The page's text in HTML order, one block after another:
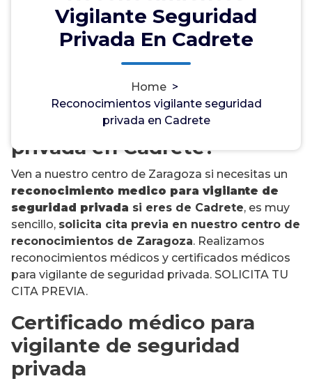
Vigilante Seguridad
Privada En Cadrete
Home >
Reconocimientos vigilante seguridad
privada en Cadrete
¿Necesitas un
reconocimiento médico
para vigilante de seguridad
privada en Cadrete?
Ven a nuestro centro de Zaragoza si necesitas un
reconocimiento medico para vigilante de
seguridad privada si eres de Cadrete, es muy
sencillo, solicita cita previa en nuestro centro de
reconocimientos de Zaragoza. Realizamos
reconocimientos médicos y certificados médicos
para vigilante de seguridad privada. SOLICITA TU
CITA PREVIA.
Certificado médico para
vigilante de seguridad
privada